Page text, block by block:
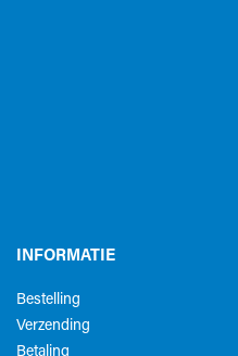
INFORMATIE
Bestelling
Verzending
Betaling